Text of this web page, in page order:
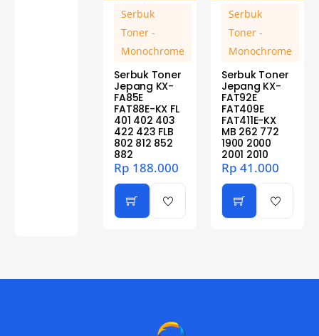
Serbuk
Toner -
Monochrome
Serbuk Toner
Jepang KX-
FA85E
FAT88E-KX FL
401 402 403
422 423 FLB
802 812 852
882
Rp 188.000
Serbuk
Toner -
Monochrome
Serbuk Toner
Jepang KX-
FAT92E
FAT409E
FAT411E-KX
MB 262 772
1900 2000
2001 2010
Rp 41.000